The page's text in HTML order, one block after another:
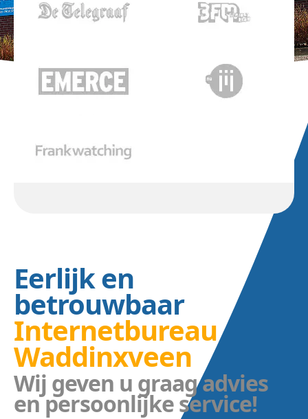
Eerlijk en
betrouwbaar
Internetbureau
Waddinxveen
Wij geven u graag advies
en persoonlijke service!